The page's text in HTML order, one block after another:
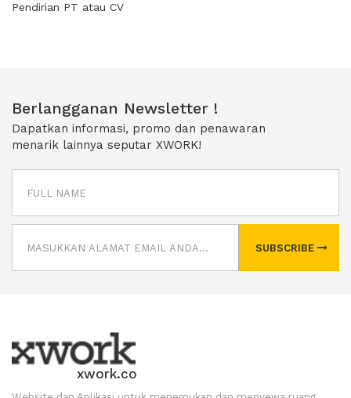
Pendirian PT atau CV
Berlangganan Newsletter !
Dapatkan informasi, promo dan penawaran
menarik lainnya seputar XWORK!
SUBSCRIBE
xwork.co